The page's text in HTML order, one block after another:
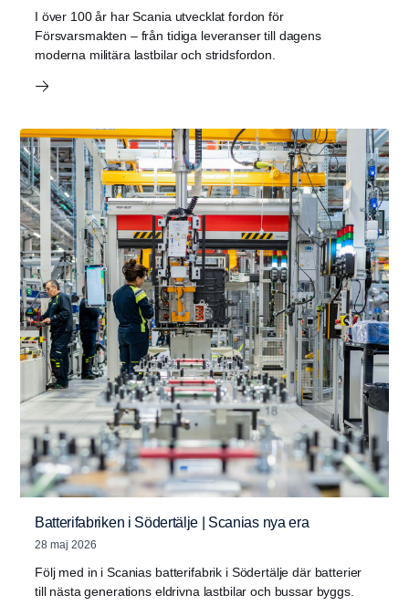
I över 100 år har Scania utvecklat fordon för
Försvarsmakten – från tidiga leveranser till dagens
moderna militära lastbilar och stridsfordon.
Batterifabriken i Södertälje | Scanias nya era
28 maj 2026
Följ med in i Scanias batterifabrik i Södertälje där batterier
till nästa generations eldrivna lastbilar och bussar byggs.